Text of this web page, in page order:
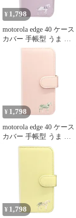
¥ 1,798
motorola edge 40 ケース
カバー 手帳型 うま 馬
edge 40ケース edge 40カ
¥ 1,798
motorola edge 40 ケース
カバー 手帳型 うま 馬
edge 40ケース edge 40カ
バー edge40ケース
edge40カバー "4q-pl-
¥ 1,798